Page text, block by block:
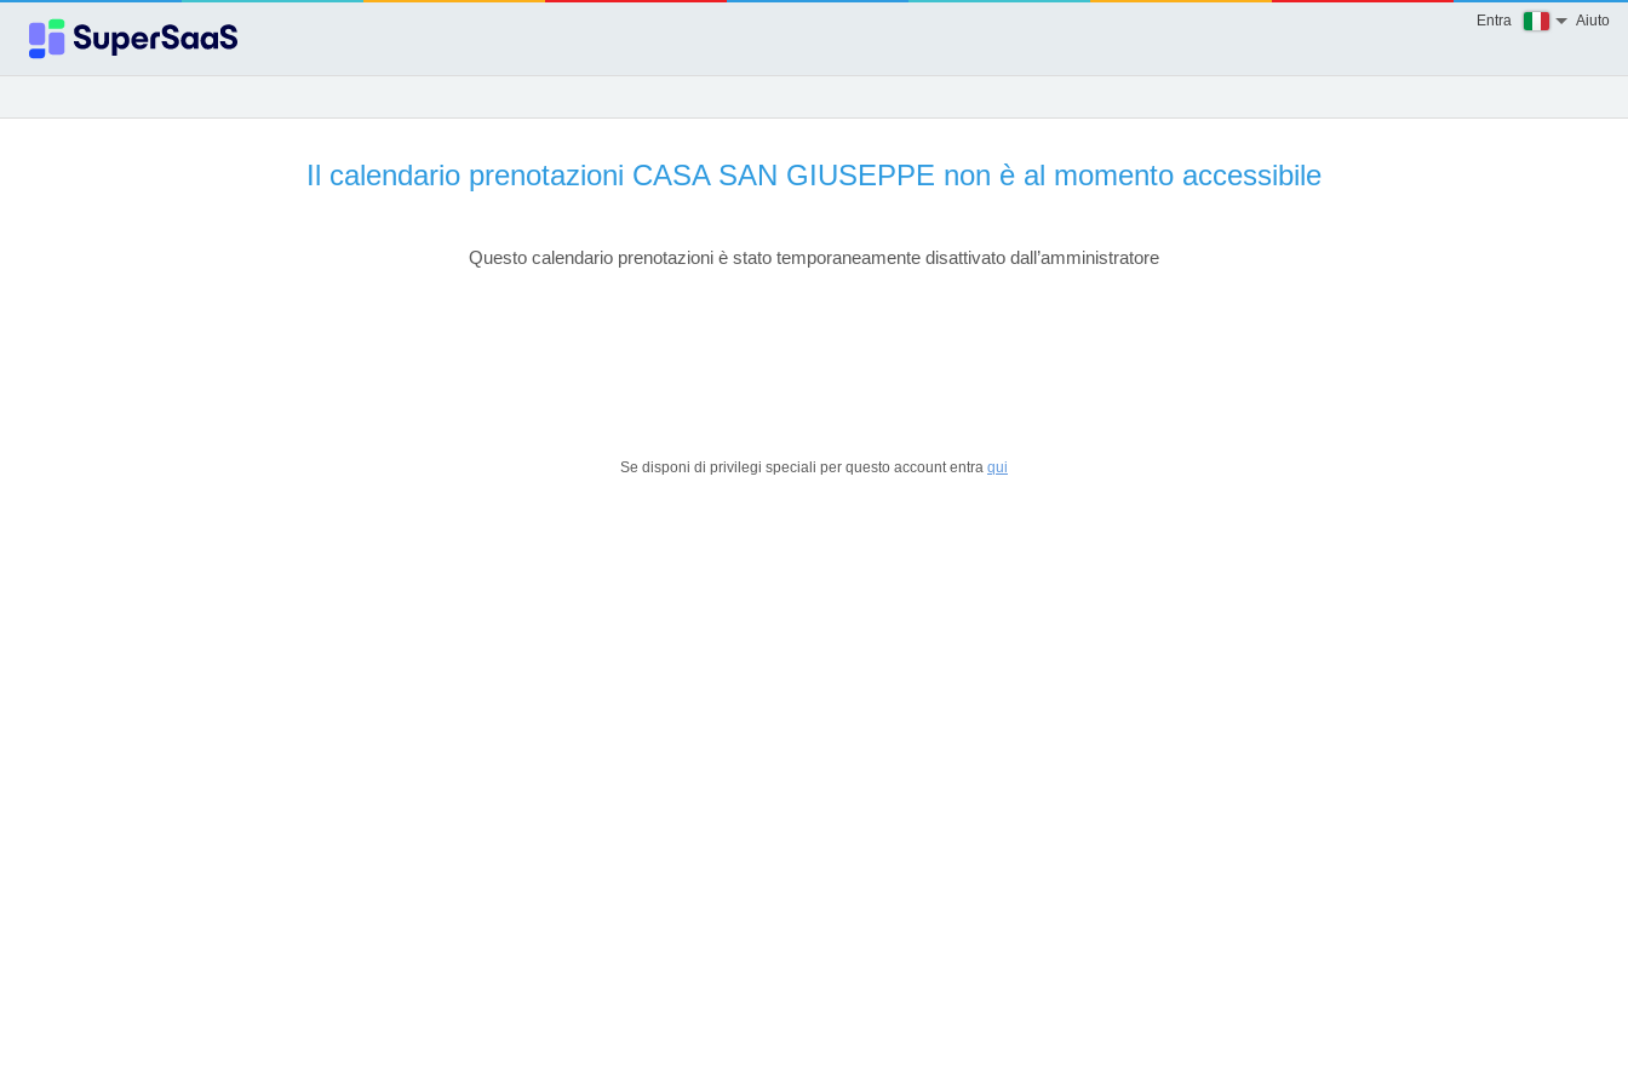
Entra Aiuto
Il calendario prenotazioni CASA SAN GIUSEPPE non è al momento accessibile
Questo calendario prenotazioni è stato temporaneamente disattivato dall’amministratore
Se disponi di privilegi speciali per questo account entra qui